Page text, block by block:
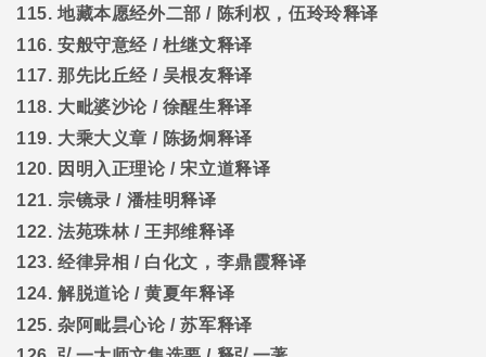
115. 地藏本愿经外二部 / 陈利权，伍玲玲释译
116. 安般守意经 / 杜继文释译
117. 那先比丘经 / 吴根友释译
118. 大毗婆沙论 / 徐醒生释译
119. 大乘大义章 / 陈扬炯释译
120. 因明入正理论/宋立道释译
121. 宗镜录 / 潘桂明释译
122. 法苑珠林/ 王邦维释译
123. 经律异相 / 白化文，李鼎霞释译
124. 解脱道论/黄夏年释译
125. 杂阿毗昙心论/苏军释译